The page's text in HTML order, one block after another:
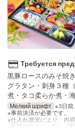
Требуется
黒豚ロースのみそ焼
グラタン・刺身３種
煮・タコ柔らか煮・
Мелкий шрифт ※3日前
※事前決済が必要です。
※仕入れ状況により、内
※配送の場合には別に『